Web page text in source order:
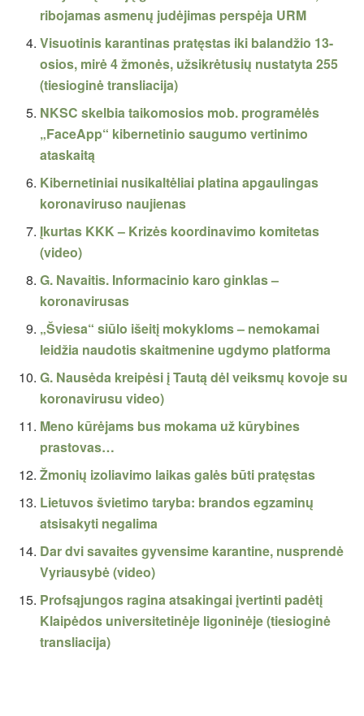
ribojamas asmenų judėjimas perspėja URM
Visuotinis karantinas pratęstas iki balandžio 13-
osios, mirė 4 žmonės, užsikrėtusių nustatyta 255
(tiesioginė transliacija)
NKSC skelbia taikomosios mob. programėlės
„FaceApp“ kibernetinio saugumo vertinimo
ataskaitą
Kibernetiniai nusikaltėliai platina apgaulingas
koronaviruso naujienas
Įkurtas KKK – Krizės koordinavimo komitetas
(video)
G. Navaitis. Informacinio karo ginklas –
koronavirusas
„Šviesa“ siūlo išeitį mokykloms – nemokamai
leidžia naudotis skaitmenine ugdymo platforma
G. Nausėda kreipėsi į Tautą dėl veiksmų kovoje su
koronavirusu video)
Meno kūrėjams bus mokama už kūrybines
prastovas…
Žmonių izoliavimo laikas galės būti pratęstas
Lietuvos švietimo taryba: brandos egzaminų
atsisakyti negalima
Dar dvi savaites gyvensime karantine, nusprendė
Vyriausybė (video)
Profsąjungos ragina atsakingai įvertinti padėtį
Klaipėdos universitetinėje ligoninėje (tiesioginė
transliacija)